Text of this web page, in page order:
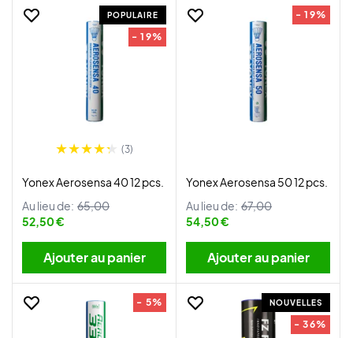
POPULAIRE
- 19%
(3)
Yonex Aerosensa 40 12 pcs.
Au lieu de: 65,00
52,50 €
Ajouter au panier
- 19%
Yonex Aerosensa 50 12 pcs.
Au lieu de: 67,00
54,50 €
Ajouter au panier
- 5% NOUVELLES
- 36%